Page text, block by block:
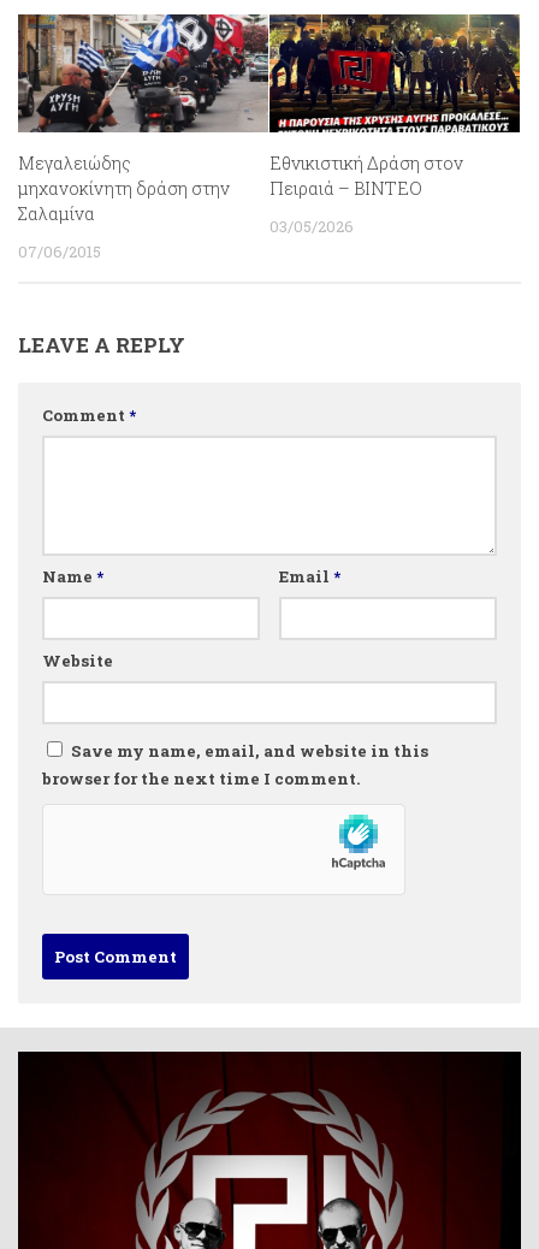
Μεγαλειώδης
μηχανοκίνητη δράση στην
Σαλαμίνα
07/06/2015
Εθνικιστική Δράση στον
Πειραιά – BINTEO
03/05/2026
LEAVE A REPLY
Comment *
Name * Email *
Website
Save my name, email, and website in this
browser for the next time I comment.